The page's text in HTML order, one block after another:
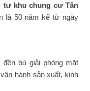
tư khu chung cư Tân
là 50 năm kể từ ngày
bù giải phóng mặt
hành sản xuất, kinh